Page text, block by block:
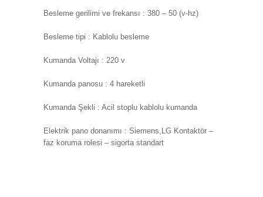
Besleme gerilimi ve frekansı : 380 – 50 (v-hz)
Besleme tipi : Kablolu besleme
Kumanda Voltajı : 220 v
Kumanda panosu : 4 hareketli
Kumanda Şekli : Acil stoplu kablolu kumanda
Elektrik pano donanımı : Siemens,LG Kontaktör –
faz koruma rolesi – sigorta standart